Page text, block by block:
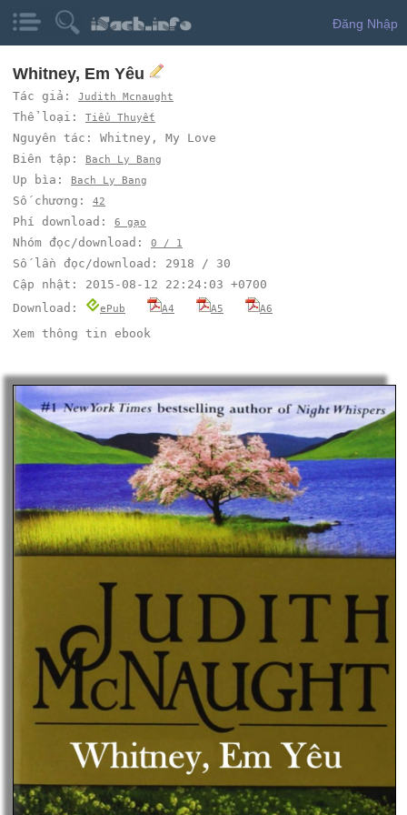
Đăng Nhập
Whitney, Em Yêu
Tác giả: Judith Mcnaught
Thể loại: Tiểu Thuyết
Nguyên tác: Whitney, My Love
Biên tập:
Bach Ly Bang
Up bìa: Bach Ly Bang
Số chương: 42
Phí download: 6 gạo
Nhóm đọc/download: 0 / 1
Số lần đọc/download: 2918 / 30
Cập nhật: 2015-08-12 22:24:03 +0700
Download:
ePub A4 A5 A6
Xem thông tin ebook